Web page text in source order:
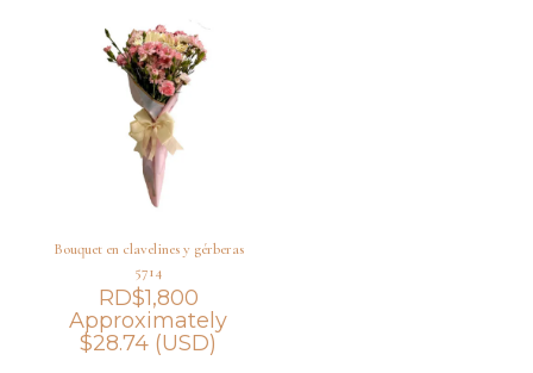
Bouquet en clavelines y gérberas
5714
RD$1,800
Approximately
$28.74 (USD)